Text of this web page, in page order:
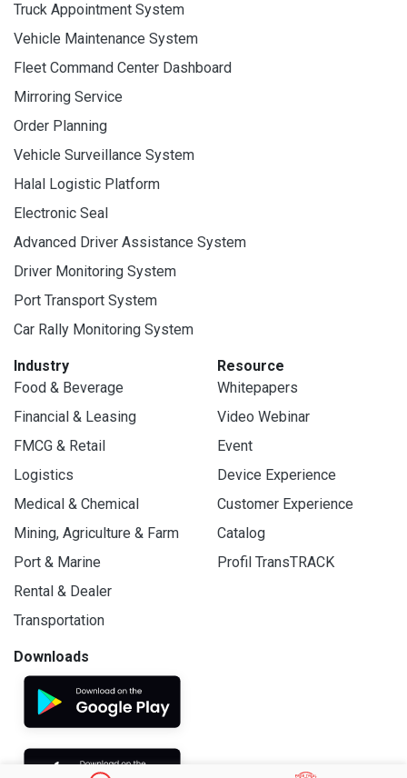
Truck Appointment System
Vehicle Maintenance System
Fleet Command Center Dashboard
Mirroring Service
Order Planning
Vehicle Surveillance System
Halal Logistic Platform
Electronic Seal
Advanced Driver Assistance System
Driver Monitoring System
Port Transport System
Car Rally Monitoring System
Industry
Food & Beverage
Financial & Leasing
FMCG & Retail
Logistics
Medical & Chemical
Mining, Agriculture & Farm
Port & Marine
Rental & Dealer
Transportation
Resource
Whitepapers
Video Webinar
Event
Device Experience
Customer Experience
Catalog
Profil TransTRACK
Downloads